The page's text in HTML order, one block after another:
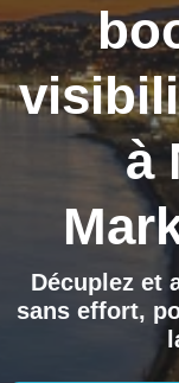
à
Décuplez et
sans effort,